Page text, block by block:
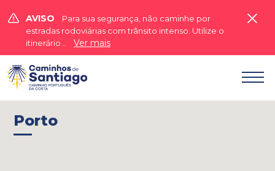
 AVISO
Para sua segurança, não caminhe por
estradas rodoviárias com trânsito intenso. Utilize o
itinerário...
Ver mais


Porto